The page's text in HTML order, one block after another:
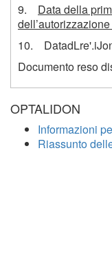
9. Data della
dell’autorizzazione
10.
Documento reso
OPTALIDON
Informazioni
Riassunto